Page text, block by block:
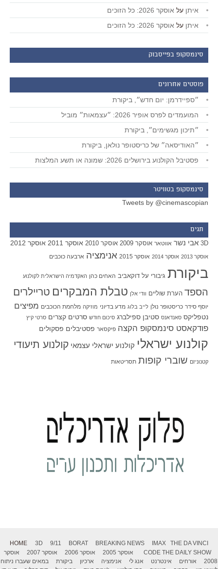
איתן על אוסקר 2026: כל הזוכים
איתן על אוסקר 2026: כל הזוכים
סינמסקופ בפייסבוק
פוסטים אחרונים
״ספיידרמן: יום חדש״, ביקורת
המועמדים לפרס אופיר 2026: ״עצמאות״ מוביל
״תיכון מגשימים״, ביקורת
״האודיסאה״ של כריסטופר נולאן, ביקורת
פסטיבל הקולנוע בירושלים 2026: שמונה או תשע המלצות
סינמסקופ בטוויטר
Tweets by @cinemascopian
תגים
3D אבי נשר אווטאר אוסקר 2009 אוסקר 2010 אוסקר 2011 אוסקר 2012
אוסקר 2013 אוסקר 2014 אוסקר 2015 אנימציה ארבעה כוכבים
ביקורת גיבורי על דוקאביב האחים כהן האקדמיה הישראלית לקולנוע
הספד הערת שוליים וודי אלן טבלת המבקרים טריילרים
יוסף סידר כריסטופר נולן לייב בלוג מדע בדיוני מוזיקה מלחמת הכוכבים מפיצים
נטפליקס סאנדאנס סטיבן ספילברג סיכום חודש סרטים קצרים סרטי קיץ
פודקאסט סינמסקופ הקצה פיקסאר פסטיבלים פסקולים
קולנוע ישראלי קולנוע ישראלי עצמאי קולנוע תיעודי
קטנוניזם שוברי קופות תסריטאות
HOME 3D 9/11 BORAT BREAKING NEWS IMAX
THE DA VINCI
CODE THE DAILY SHOW אוסקר 2005 אוסקר 2006 אוסקר 2007
אוסקר
2008
אורחים אינטרנט אנג לי אנימציה ארכיון ביקורת
במאים שעברו ניתוח